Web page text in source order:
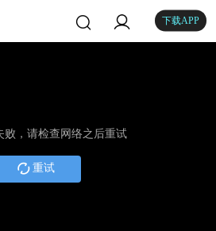
下载APP
败，请检查网络之后重试
重试